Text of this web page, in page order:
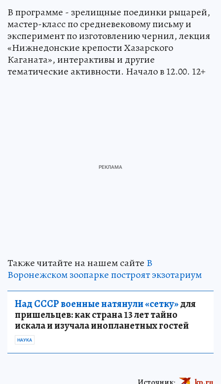
В программе - зрелищные поединки рыцарей,
мастер-класс по средневековому письму и
эксперимент по изготовлению чернил, лекция
«Нижнедонские крепости Хазарского
Каганата», интерактивы и другие
тематические активности. Начало в 12.00. 12+
Также читайте на нашем сайте В
Воронежском зоопарке построят экзотариум
Над СССР военные натянули «сетку»для
пришельцев: как страна 13 лет тайно
искала и изучала инопланетных гостей
НАУКА